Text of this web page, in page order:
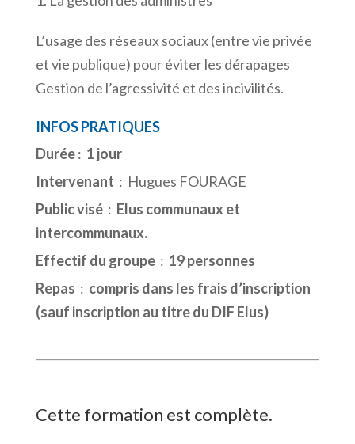
L’usage des réseaux sociaux (entre vie privée
et vie publique) pour éviter les dérapages
Gestion de l’agressivité et des incivilités.
INFOS PRATIQUES
Durée: 1 jour
Intervenant : Hugues FOURAGE
Public visé: Elus communaux et
intercommunaux.
Effectif du groupe: 19 personnes
Repas : compris dans les frais d’inscription
(sauf inscription au titre du DIF Elus)
Cette formation est complète.